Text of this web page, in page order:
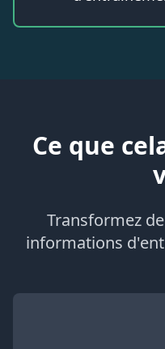
Ce que
Transformez
informations